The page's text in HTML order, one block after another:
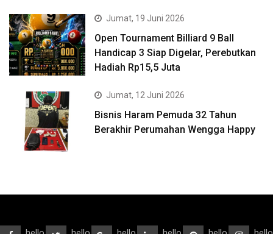
Jumat, 19 Juni 2026
Open Tournament Billiard 9 Ball
Handicap 3 Siap Digelar, Perebutkan
Hadiah Rp15,5 Juta
Jumat, 12 Juni 2026
Bisnis Haram Pemuda 32 Tahun
Berakhir Perumahan Wengga Happy